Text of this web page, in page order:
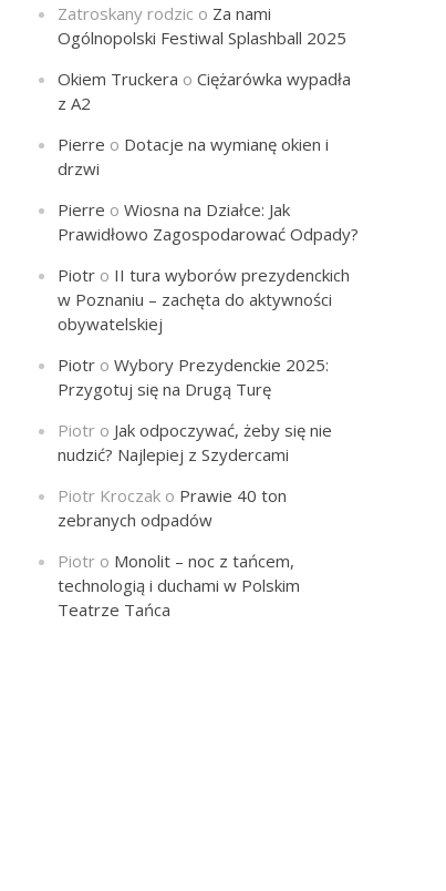
Zatroskany rodzic o Za nami
Ogólnopolski Festiwal Splashball 2025
Okiem Truckera oCiężarówka wypadła
z A2
Pierre o Dotacje na wymianę okien i
drzwi
Pierre oWiosna na Działce: Jak
Prawidłowo Zagospodarować Odpady?
Piotr o II tura wyborów prezydenckich
w Poznaniu – zachęta do aktywności
obywatelskiej
Piotr oWybory Prezydenckie 2025:
Przygotuj się na Drugą Turę
Piotr o Jak odpoczywać, żeby się nie
nudzić? Najlepiej z Szydercami
Piotr Kroczak o Prawie 40 ton
zebranych odpadów
Piotr o Monolit – noc z tańcem,
technologią i duchami w Polskim
Teatrze Tańca